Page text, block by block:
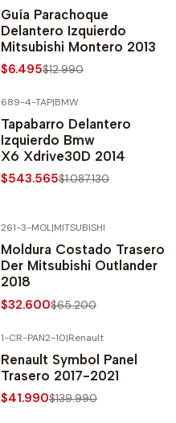
Guía Parachoque
Delantero Izquierdo
Mitsubishi Montero 2013
$6.495$12.990
689-4-TAP|BMW
Tapabarro Delantero
Izquierdo Bmw
X6 Xdrive30D 2014
$543.565$1.087.130
261-3-MOL|MITSUBISHI
Moldura Costado Trasero
Der Mitsubishi Outlander
2018
$32.600$65.200
1-CR-PAN2-10|Renault
Renault Symbol Panel
Trasero 2017-2021
$41.990$139.990